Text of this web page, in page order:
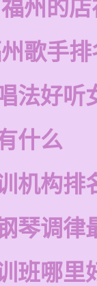
州的
歌手
法好听
什么
机构排
琴调律
班哪里